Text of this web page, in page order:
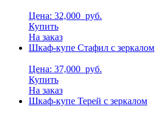
Цена: 32,000 руб.
Купить
На заказ
Шкаф-купе Стафил с зеркалом
Цена: 37,000 руб.
Купить
На заказ
Шкаф-купе Терей с зеркалом